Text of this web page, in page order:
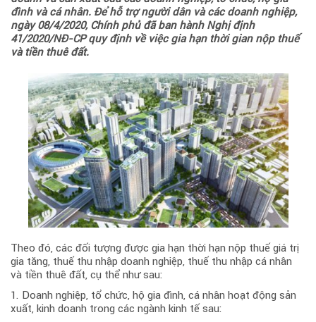
đình và cá nhân. Để hỗ trợ người dân và các doanh nghiệp,
ngày 08/4/2020, Chính phủ đã ban hành Nghị định
41/2020/NĐ-CP quy định về việc gia hạn thời gian nộp thuế
và tiền thuê đất.
Theo đó, các đối tượng được gia hạn thời hạn nộp thuế giá trị
gia tăng, thuế thu nhập doanh nghiệp, thuế thu nhập cá nhân
và tiền thuê đất, cụ thể như sau:
1. Doanh nghiệp, tổ chức, hộ gia đình, cá nhân hoạt động sản
xuất, kinh doanh trong các ngành kinh tế sau: